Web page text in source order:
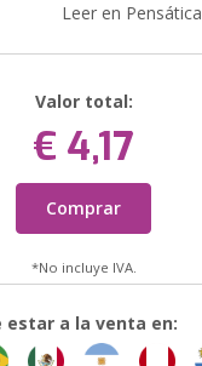
Leer en Pensática
Valor total:
€ 4,17
Comprar
*No incluye IVA.
estar a la venta en: